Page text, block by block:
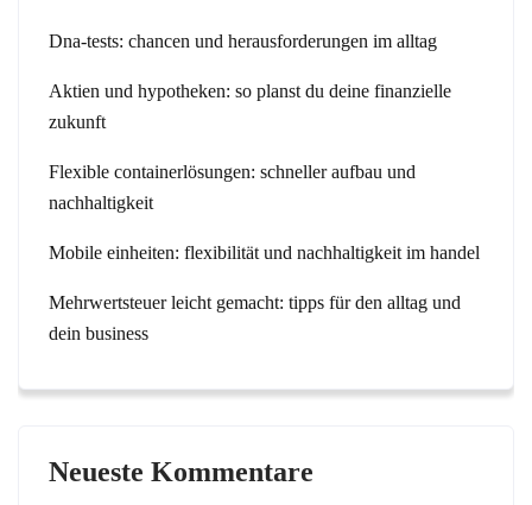
Dna-tests: chancen und herausforderungen im alltag
Aktien und hypotheken: so planst du deine finanzielle
zukunft
Flexible containerlösungen: schneller aufbau und
nachhaltigkeit
Mobile einheiten: flexibilität und nachhaltigkeit im handel
Mehrwertsteuer leicht gemacht: tipps für den alltag und
dein business
Neueste Kommentare